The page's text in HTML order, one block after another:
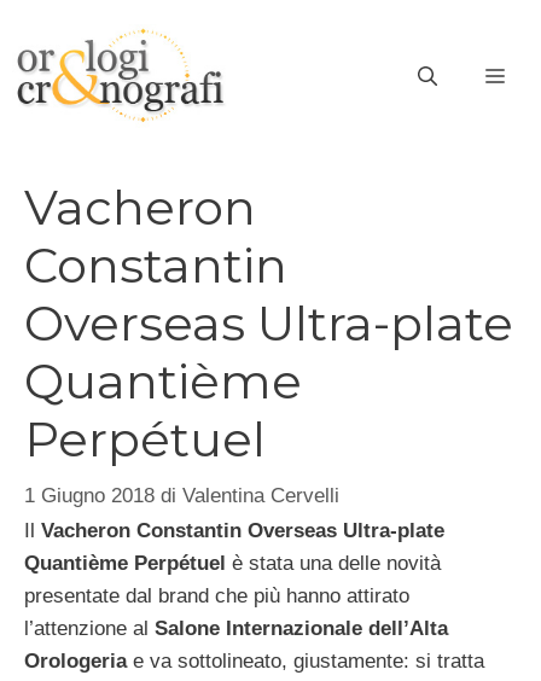
contenuto
Vacheron
Constantin
Overseas Ultra-plate
Quantième
Perpétuel
1 Giugno 2018 di Valentina Cervelli
Il Vacheron Constantin Overseas Ultra-plate
Quantième Perpétuel è stata una delle novità
presentate dal brand che più hanno attirato
l’attenzione al Salone Internazionale dell’Alta
Orologeriae va sottolineato, giustamente: si tratta